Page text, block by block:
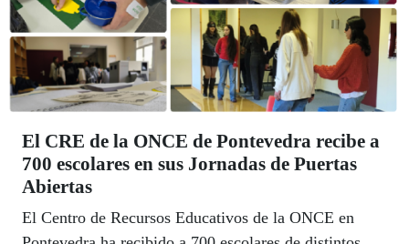
El CRE de la ONCE de Pontevedra recibe a
700 escolares en sus Jornadas de Puertas
Abiertas
El Centro de Recursos Educativos de la ONCE en